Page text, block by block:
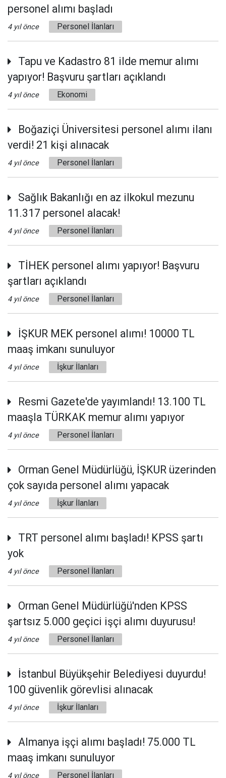
personel alımı başladı
4 yıl önce Personel İlanları
Tapu ve Kadastro 81 ilde memur alımı
yapıyor! Başvuru şartları açıklandı
4 yıl önce Ekonomi
Boğaziçi Üniversitesi personel alımı ilanı
verdi! 21 kişi alınacak
4 yıl önce Personel İlanları
Sağlık Bakanlığı en az ilkokul mezunu
11.317 personel alacak!
4 yıl önce Personel İlanları
TİHEK personel alımı yapıyor! Başvuru
şartları açıklandı
4 yıl önce Personel İlanları
İŞKUR MEK personel alımı! 10000 TL
maaş imkanı sunuluyor
4 yıl önce İşkur İlanları
Resmi Gazete'de yayımlandı! 13.100 TL
maaşla TÜRKAK memur alımı yapıyor
4 yıl önce Personel İlanları
Orman Genel Müdürlüğü, İŞKUR üzerinden
çok sayıda personel alımı yapacak
4 yıl önce İşkur İlanları
TRT personel alımı başladı! KPSS şartı
yok
4 yıl önce Personel İlanları
Orman Genel Müdürlüğü'nden KPSS
şartsız 5.000 geçici işçi alımı duyurusu!
4 yıl önce Personel İlanları
İstanbul Büyükşehir Belediyesi duyurdu!
100 güvenlik görevlisi alınacak
4 yıl önce İşkur İlanları
Almanya işçi alımı başladı! 75.000 TL
maaş imkanı sunuluyor
4 yıl önce Personel İlanları